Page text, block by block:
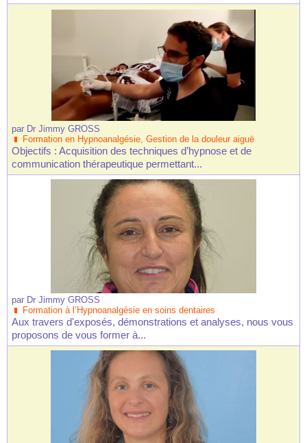
par Dr Jimmy GROSS
Formation en Hypnoanalgésie, Gestion de la douleur aiguë
Objectifs : Acquisition des techniques d’hypnose et de
communication thérapeutique permettant...
par Dr Jimmy GROSS
Formation à l’Hypnoanalgésie en soins dentaires
Aux travers d'exposés, démonstrations et analyses, nous vous
proposons de vous former à...